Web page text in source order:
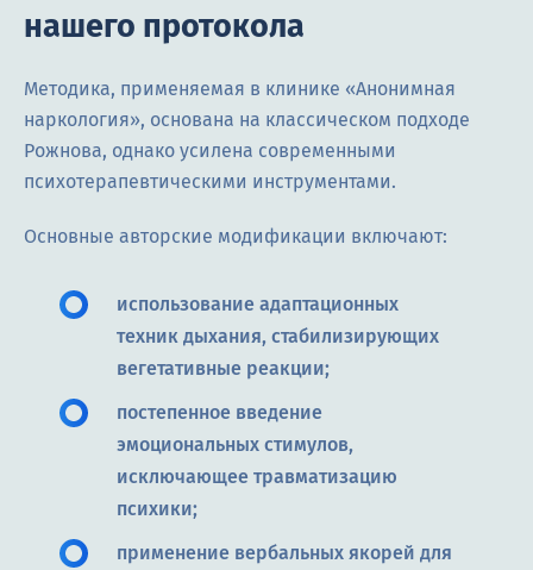
нашего протокола
Методика, применяемая в клинике «Анонимная
наркология», основана на классическом подходе
Рожнова, однако усилена современными
психотерапевтическими инструментами.
Основные авторские модификации включают:
использование адаптационных
техник дыхания, стабилизирующих
вегетативные реакции;
постепенное введение
эмоциональных стимулов,
исключающее травматизацию
психики;
применение вербальных якорей для